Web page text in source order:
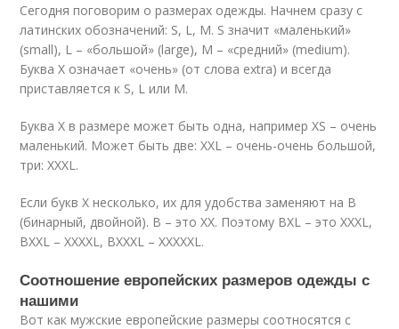
Сегодня поговорим о размерах одежды. Начнем сразу с
латинских обозначений: S, L, M. S значит «маленький»
(small), L – «большой» (large), M – «средний» (medium).
Буква X означает «очень» (от слова extra) и всегда
приставляется к S, L или M.
Буква X в размере может быть одна, например XS – очень
маленький. Может быть две: XXL – очень-очень большой,
три: XXXL.
Если букв X несколько, их для удобства заменяют на B
(бинарный, двойной). B – это XX. Поэтому BXL – это XXXL,
BXXL – XXXXL, BXXXL – XXXXXL.
Соотношение европейских размеров одежды с
нашими
Вот как мужские европейские размеры соотносятся с